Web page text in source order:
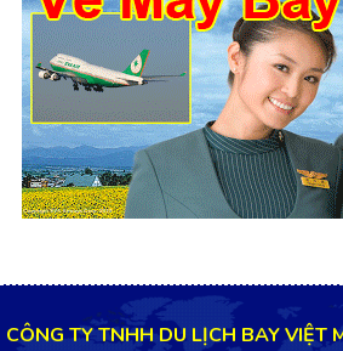
CÔNG TY TNHH DU LỊCH BAY VIỆT